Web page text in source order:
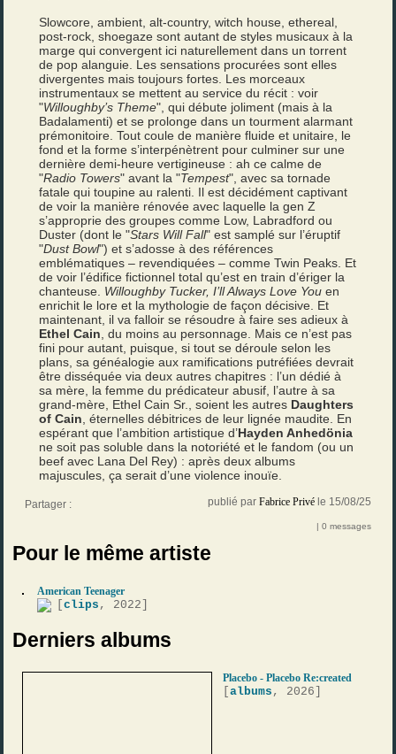
Slowcore, ambient, alt-country, witch house, ethereal,
post-rock, shoegaze sont autant de styles musicaux à la
marge qui convergent ici naturellement dans un torrent
de pop alanguie. Les sensations procurées sont elles
divergentes mais toujours fortes. Les morceaux
instrumentaux se mettent au service du récit : voir
"Willoughby’s Theme", qui débute joliment (mais à la
Badalamenti) et se prolonge dans un tourment alarmant
prémonitoire. Tout coule de manière fluide et unitaire, le
fond et la forme s’interpénètrent pour culminer sur une
dernière demi-heure vertigineuse : ah ce calme de
"Radio Towers" avant la "Tempest", avec sa tornade
fatale qui toupine au ralenti. Il est décidément captivant
de voir la manière rénovée avec laquelle la gen Z
s’approprie des groupes comme Low, Labradford ou
Duster (dont le "Stars Will Fall" est samplé sur l’éruptif
"Dust Bowl") et s’adosse à des références
emblématiques – revendiquées – comme Twin Peaks. Et
de voir l’édifice fictionnel total qu’est en train d’ériger la
chanteuse. Willoughby Tucker, I’ll Always Love You en
enrichit le lore et la mythologie de façon décisive. Et
maintenant, il va falloir se résoudre à faire ses adieux à
Ethel Cain , du moins au personnage. Mais ce n’est pas
fini pour autant, puisque, si tout se déroule selon les
plans, sa généalogie aux ramifications putréfiées devrait
être disséquée via deux autres chapitres : l’un dédié à
sa mère, la femme du prédicateur abusif, l’autre à sa
grand-mère, Ethel Cain Sr., soient les autres Daughters
of Cain , éternelles débitrices de leur lignée maudite. En
espérant que l’ambition artistique d’Hayden Anhedönia
ne soit pas soluble dans la notoriété et le fandom (ou un
beef avec Lana Del Rey) : après deux albums
majuscules, ça serait d’une violence inouïe.
Partager : publié par Fabrice Privé le 15/08/25
| 0 messages
Pour le même artiste
American Teenager
[clips , 2022]
Derniers albums
Placebo - Placebo Re:created
[albums , 2026]